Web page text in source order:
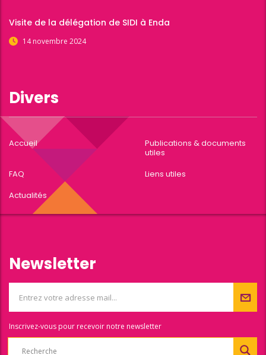
Visite de la délégation de SIDI à Enda
14 novembre 2024
Divers
Accueil
Publications & documents
utiles
FAQ
Liens utiles
Actualités
Newsletter
Inscrivez-vous pour recevoir notre newsletter